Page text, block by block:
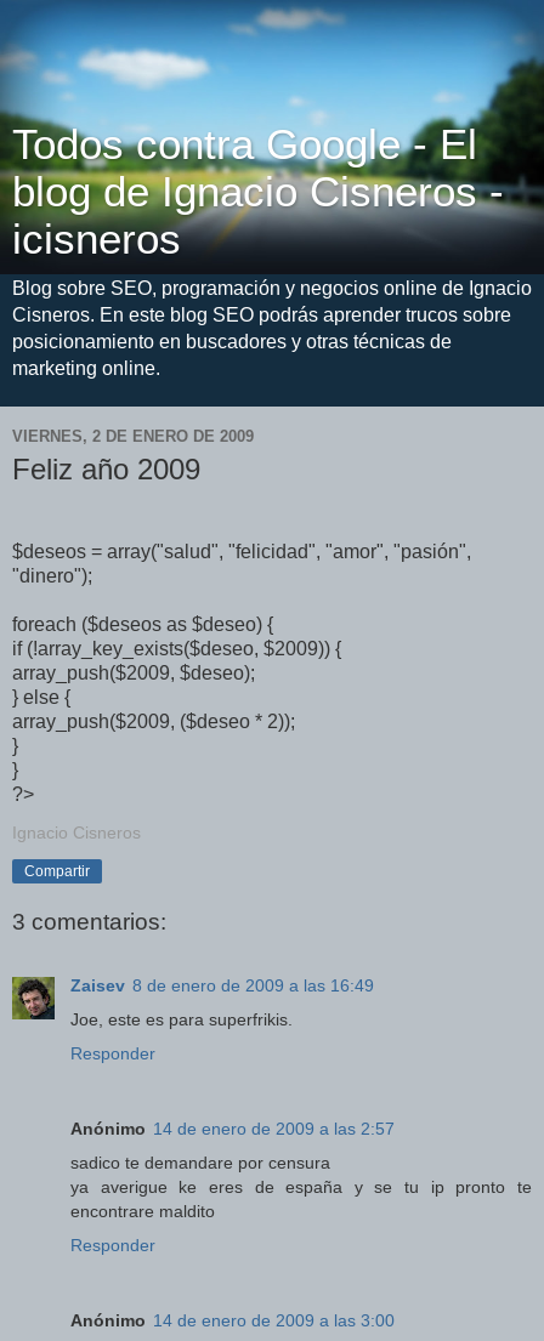
Todos contra Google - El
blog de Ignacio Cisneros -
icisneros
Blog sobre SEO, programación y negocios online de Ignacio
Cisneros. En este blog SEO podrás aprender trucos sobre
posicionamiento en buscadores y otras técnicas de
marketing online.
VIERNES, 2 DE ENERO DE 2009
Feliz año 2009
$deseos = array("salud", "felicidad", "amor", "pasión",
"dinero");
foreach ($deseos as $deseo) {
if (!array_key_exists($deseo, $2009)) {
array_push($2009, $deseo);
} else {
array_push($2009, ($deseo * 2));
}
}
?>
Ignacio Cisneros
Compartir
3 comentarios:
Zaisev 8 de enero de 2009 a las 16:49
Joe, este es para superfrikis.
Responder
Anónimo 14 de enero de 2009 a las 2:57
sadico te demandare por censura
ya averigue ke eres de españa y se tu ip pronto te
encontrare maldito
Responder
Anónimo 14 de enero de 2009 a las 3:00